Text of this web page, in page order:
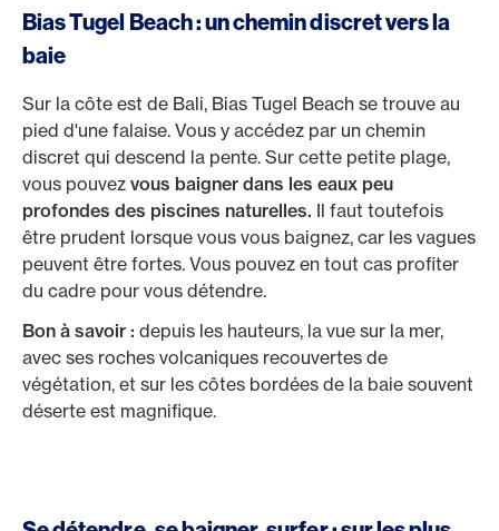
Bias Tugel Beach : un chemin discret vers la
baie
Sur la côte est de Bali, Bias Tugel Beach se trouve au
pied d'une falaise. Vous y accédez par un chemin
discret qui descend la pente. Sur cette petite plage,
vous pouvez vous baigner dans les eaux peu
profondes des piscines naturelles. Il faut toutefois
être prudent lorsque vous vous baignez, car les vagues
peuvent être fortes. Vous pouvez en tout cas profiter
du cadre pour vous détendre.
Bon à savoir : depuis les hauteurs, la vue sur la mer,
avec ses roches volcaniques recouvertes de
végétation, et sur les côtes bordées de la baie souvent
déserte est magnifique.